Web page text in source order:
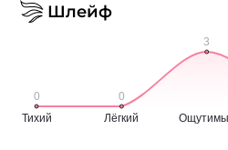
Шлейф